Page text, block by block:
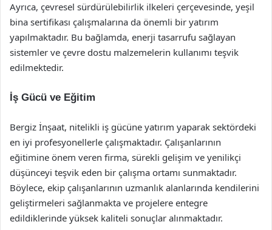
Ayrıca, çevresel sürdürülebilirlik ilkeleri çerçevesinde, yeşil
bina sertifikası çalışmalarına da önemli bir yatırım
yapılmaktadır. Bu bağlamda, enerji tasarrufu sağlayan
sistemler ve çevre dostu malzemelerin kullanımı teşvik
edilmektedir.
İş Gücü ve Eğitim
Bergiz İnşaat, nitelikli iş gücüne yatırım yaparak sektördeki
en iyi profesyonellerle çalışmaktadır. Çalışanlarının
eğitimine önem veren firma, sürekli gelişim ve yenilikçi
düşünceyi teşvik eden bir çalışma ortamı sunmaktadır.
Böylece, ekip çalışanlarının uzmanlık alanlarında kendilerini
geliştirmeleri sağlanmakta ve projelere entegre
edildiklerinde yüksek kaliteli sonuçlar alınmaktadır.